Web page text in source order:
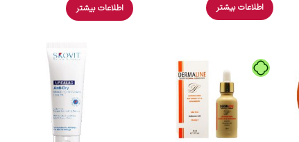
اطلاعات بیشتر اطلاعات بیشتر